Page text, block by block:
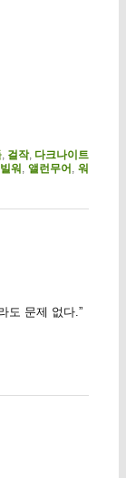
, 걸작, 다크나이트
워 ,앨런무어 ,워
도 문제 없다.”